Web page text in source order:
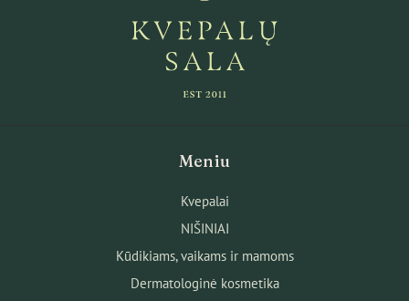
Meniu
Kvepalai
NIŠINIAI
Kūdikiams, vaikams ir mamoms
Dermatologinė kosmetika